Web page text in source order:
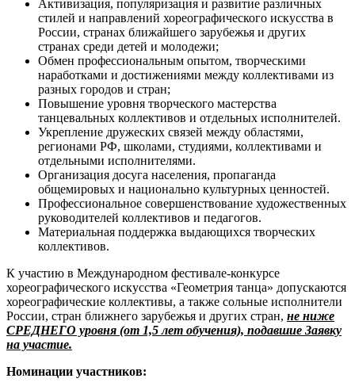
Активизация, популяризация и развитие различных
стилей и направлений хореографического искусства в
России, странах ближайшего зарубежья и других
странах среди детей и молодежи;
Обмен профессиональным опытом, творческими
наработками и достижениями между коллективами из
разных городов и стран;
Повышение уровня творческого мастерства
танцевальных коллективов и отдельных исполнителей.
Укрепление дружеских связей между областями,
регионами РФ, школами, студиями, коллективами и
отдельными исполнителями.
Организация досуга населения, пропаганда
общемировых и национально культурных ценностей.
Профессиональное совершенствование художественных
руководителей коллективов и педагогов.
Материальная поддержка выдающихся творческих
коллективов.
К участию в Международном фестивале-конкурсе
хореографического искусства «Геометрия танца» допускаются
хореографические коллективы, а также сольные исполнители
России, стран ближнего зарубежья и других стран, не ниже
СРЕДНЕГО уровня (от 1,5 лет обучения), подавшие Заявку
на участие.
Номинации участников: